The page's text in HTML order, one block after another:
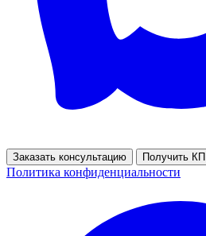
Заказать консультацию Получить КП
Политика конфиденциальности